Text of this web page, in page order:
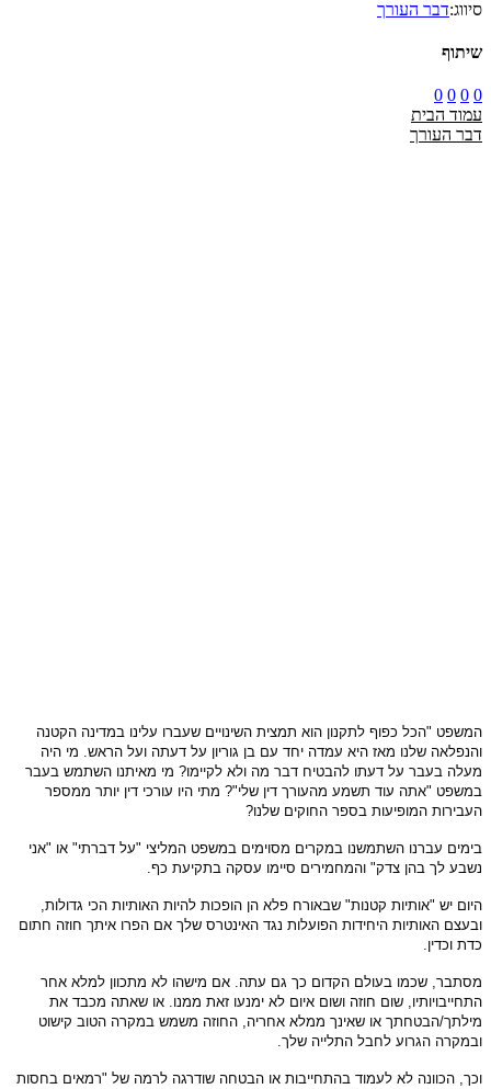
סיווג:דבר העורך
שיתוף
0
0
0
0
עמוד הבית
דבר העורך
המשפט "הכל כפוף לתקנון הוא תמצית השינויים שעברו עלינו במדינה הקטנה
והנפלאה שלנו מאז היא עמדה יחד עם בן גוריון על דעתה ועל הראש. מי היה
מעלה בעבר על דעתו להבטיח דבר מה ולא לקיימו? מי מאיתנו השתמש בעבר
במשפט "אתה עוד תשמע מהעורך דין שלי"? מתי היו עורכי דין יותר ממספר
העבירות המופיעות בספר החוקים שלנו?
בימים עברנו השתמשנו במקרים מסוימים במשפט המליצי "על דברתי" או "אני
נשבע לך בהן צדק" והמחמירים סיימו עסקה בתקיעת כף.
היום יש "אותיות קטנות" שבאורח פלא הן הופכות להיות האותיות הכי גדולות,
ובעצם האותיות היחידות הפועלות נגד האינטרס שלך אם הפרו איתך חוזה חתום
כדת וכדין.
מסתבר, שכמו בעולם הקדום כך גם עתה. אם מישהו לא מתכוון למלא אחר
התחייבויותיו, שום חוזה ושום איום לא ימנעו זאת ממנו. או שאתה מכבד את
מילתך/הבטחתך או שאינך ממלא אחריה, החוזה משמש במקרה הטוב קישוט
ובמקרה הגרוע לחבל התלייה שלך.
וכך, הכוונה לא לעמוד בהתחייבות או הבטחה שודרגה לרמה של "רמאים בחסות